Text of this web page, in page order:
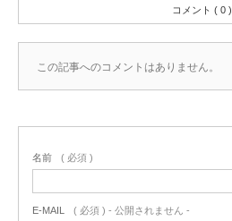
コメント ( 0 )
この記事へのコメントはありません。
名前 ( 必須 )
E-MAIL ( 必須 ) - 公開されません -